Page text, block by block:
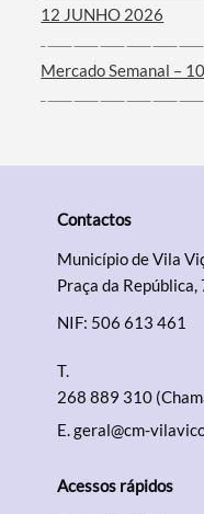
12 JUNHO 2026
Mercado Semanal –
Contactos
Município de Vila
Praça da
NIF: 506 613 461
T.
268 889 310
E.geral@cm-
Acessos rápidos